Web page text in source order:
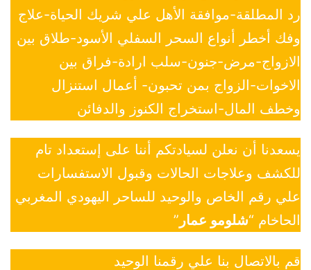
رد المطلقة-موافقة الأهل علي شريك الحياة-علاج
وفك أخطر أنواع السحر السفلي الأسود-طلاق بين
الازواج-مرض-جنون-سلب ارادة-فراق بين
الاخوات-الزواج بمن تحبون- أعمال استنزال
وخطف المال-استخراج الكنوز والدفائن
يسعدنا أن نعلن لسيادتكم أننا على إستعداد تام
للكشف وعلاجات الحالات وقبول الاستفسارات
علي رقم الخاص والوحيد للساحر اليهودي المغربي
الحاخام “شلومو عمار ”
قم بالاتصال بنا علي رقمنا الوحيد